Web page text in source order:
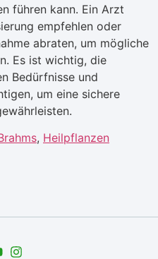
führen kann. Ein Arzt
empfehlen oder
abraten, um mögliche
Es ist wichtig, die
Bedürfnisse und
um eine sichere
, Heilpflanzen